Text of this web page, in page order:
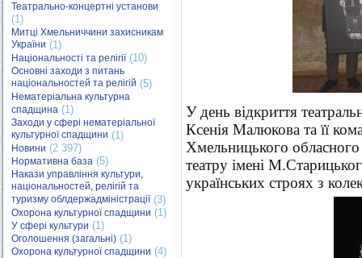
Театрально-концертні установи
(1)
Митці Хмельниччини захисникам
України (1)
Національності та релігії(10)
Основні заходи з питань
національностей та релігій (5)
Нематеріальна культурна
спадщина (1)
Заходи у сфері нематеріальної
культурної спадщини (1)
Новини (2 397)
Нормативна база (5)
Накази управління культури,
національностей, релігій та
туризму облдержадміністрації(3)
Охорона культурної спадщини (1)
У сфері культури (1)
Оголошення (загальні) (1)
Охорона культурної спадщини (4)
У день відкриття
Ксенія Малюкова та її
Хмельницького
театру імені
українських строях з